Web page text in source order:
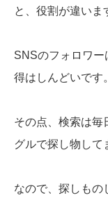
と、役割が違いま
SNSのフォロワ
得はしんどいです。
その点、検索は毎
グルで探し物して
なので、探しもの